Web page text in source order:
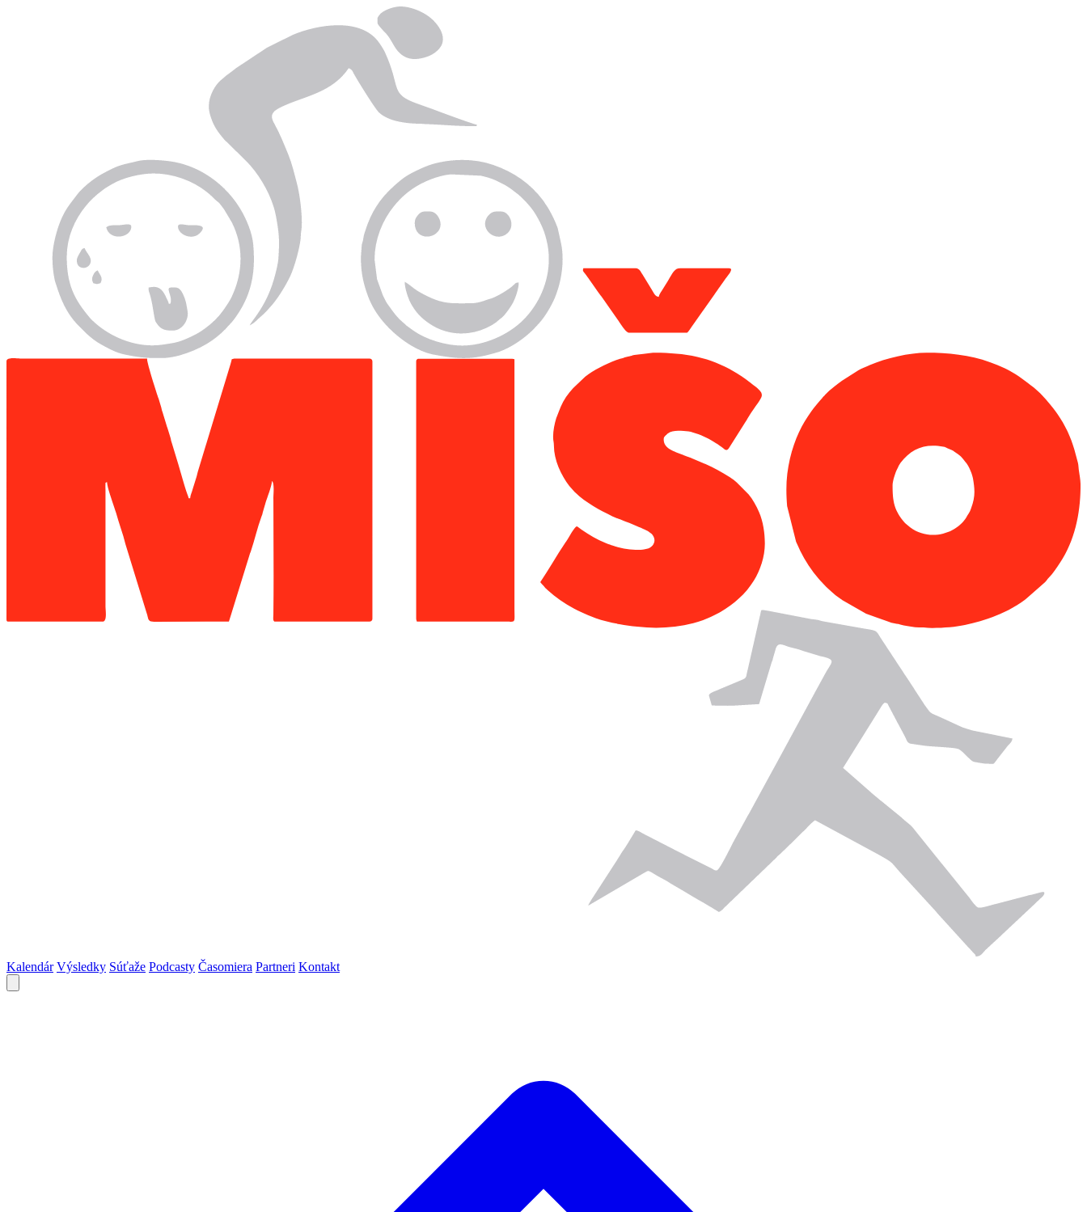
Kalendár Výsledky Súťaže Podcasty Časomiera Partneri Kontakt